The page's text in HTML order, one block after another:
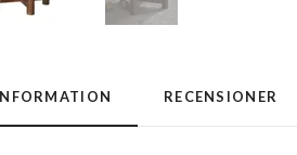
RECENSIONER